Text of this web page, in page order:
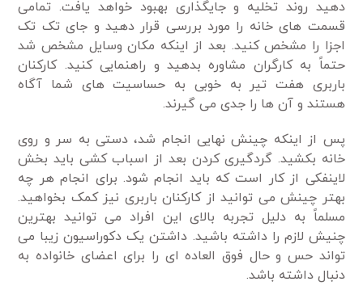
دهید روند تخلیه و جایگذاری بهبود خواهد یافت. تمامی
قسمت های خانه را مورد بررسی قرار دهید و جای تک تک
اجزا را مشخص کنید. بعد از اینکه مکان وسایل مشخص شد
حتماً به کارگران مشاوره بدهید و راهنمایی کنید. کارکنان
باربری هفت تیر به خوبی به حساسیت های شما آگاه
هستند و آن ها را جدی می گیرند.
پس از اینکه چینش نهایی انجام شد، دستی به سر و روی
خانه بکشید. گردگیری کردن بعد از اسباب کشی باید بخش
لاینفکی از کار است که باید انجام شود. برای انجام هر چه
بهتر چینش می توانید از کارکنان باربری نیز کمک بخواهید.
مسلماً به دلیل تجربه بالای این افراد می توانید بهترین
چنیش لازم را داشته باشید. داشتن یک دکوراسیون زیبا می
تواند حس و حال فوق العاده ای را برای اعضای خانواده به
دنبال داشته باشد.